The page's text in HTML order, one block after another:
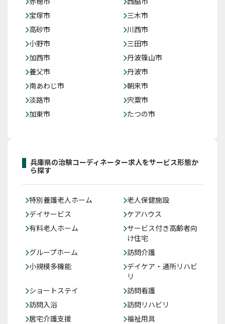
宝塚市
三木市
高砂市
川西市
小野市
三田市
加西市
丹波篠山市
養父市
丹波市
南あわじ市
朝来市
淡路市
宍粟市
加東市
たつの市
兵庫県の治験コーディネーター求人をサービス形態か
ら探す
特別養護老人ホーム
老人保健施設
デイサービス
ケアハウス
有料老人ホーム
サービス付き高齢者向
け住宅
グループホーム
訪問介護
小規模多機能
デイケア・通所リハビ
リ
ショートステイ
訪問看護
訪問入浴
訪問リハビリ
居宅介護支援
福祉用具